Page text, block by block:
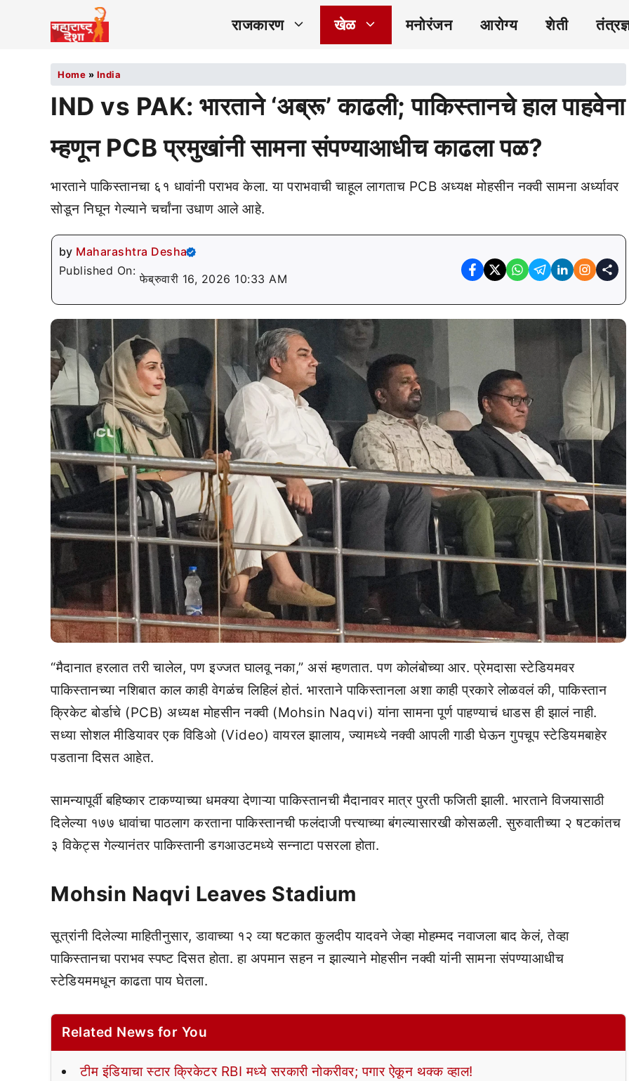
राजकारण खेळ मनोरंजन आरोग्य शेती
Home » India
IND vs PAK: भारताने ‘अब्रू’ काढली; पाकिस्तानचे हाल पाहवेना
म्हणून PCB प्रमुखांनी सामना संपण्याआधीच काढला पळ?
भारताने पाकिस्तानचा ६१ धावांनी पराभव केला. या पराभवाची चाहूल लागताच PCB अध्यक्ष मोहसीन नक्वी सामना अर्ध्यावर
सोडून निघून गेल्याने चर्चांना उधाण आले आहे.
by Maharashtra Desha
Published On:
फेब्रुवारी 16, 2026 10:33 AM
“मैदानात हरलात तरी चालेल, पण इज्जत घालवू नका,” असं म्हणतात. पण कोलंबोच्या आर. प्रेमदासा स्टेडियमवर
पाकिस्तानच्या नशिबात काल काही वेगळंच लिहिलं होतं. भारताने पाकिस्तानला अशा काही प्रकारे लोळवलं की, पाकिस्तान
क्रिकेट बोर्डाचे (PCB) अध्यक्ष मोहसीन नक्वी (Mohsin Naqvi) यांना सामना पूर्ण पाहण्याचं धाडस ही झालं नाही.
सध्या सोशल मीडियावर एक विडिओ (Video) वायरल झालाय, ज्यामध्ये नक्वी आपली गाडी घेऊन गुपचूप स्टेडियमबाहेर
पडताना दिसत आहेत.
सामन्यापूर्वी बहिष्कार टाकण्याच्या धमक्या देणाऱ्या पाकिस्तानची मैदानावर मात्र पुरती फजिती झाली. भारताने विजयासाठी
दिलेल्या १७७ धावांचा पाठलाग करताना पाकिस्तानची फलंदाजी पत्त्याच्या बंगल्यासारखी कोसळली. सुरुवातीच्या २ षटकांतच
३ विकेट्स गेल्यानंतर पाकिस्तानी डगआउटमध्ये सन्नाटा पसरला होता.
Mohsin Naqvi Leaves Stadium
सूत्रांनी दिलेल्या माहितीनुसार, डावाच्या १२ व्या षटकात कुलदीप यादवने जेव्हा मोहम्मद नवाजला बाद केलं, तेव्हा
पाकिस्तानचा पराभव स्पष्ट दिसत होता. हा अपमान सहन न झाल्याने मोहसीन नक्वी यांनी सामना संपण्याआधीच
स्टेडियममधून काढता पाय घेतला.
Related News for You
टीम इंडियाचा स्टार क्रिकेटर RBI मध्ये सरकारी नोकरीवर; पगार ऐकून थक्क व्हाल!